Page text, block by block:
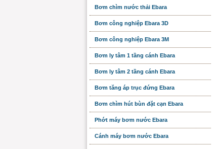
Bơm chìm nước thải Ebara
Bơm công nghiệp Ebara 3D
Bơm công nghiệp Ebara 3M
Bơm ly tâm 1 tầng cánh Ebara
Bơm ly tâm 2 tầng cánh Ebara
Bơm tăng áp trục đứng Ebara
Bơm chìm hút bùn đặt cạn Ebara
Phớt máy bơm nước Ebara
Cánh máy bơm nước Ebara